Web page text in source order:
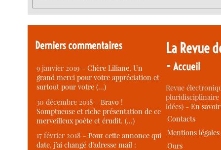
Derniers commentaires
9 janvier 2019 –Chère Liliane, Un
grand merci pour votre appréciation et
surtout pour votre (…)
30 décembre 2018 –Bravo !
Somptueuse et riche présentation de ce
merveilleux poète et érudit. (…)
17 février 2018 –Pour cette annonce qui
date, j’ai changé d’adresse mail :
La Revue
-Accueil
Revue
idées) -En
Contacts
Mentions légales
Ours